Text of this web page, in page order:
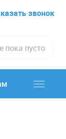
звонок
пока пусто